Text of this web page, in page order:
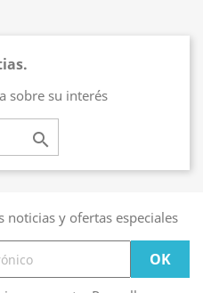
sobre su interés

y ofertas especiales